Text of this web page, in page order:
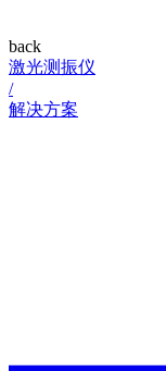
back
激光测振仪
/
解决方案